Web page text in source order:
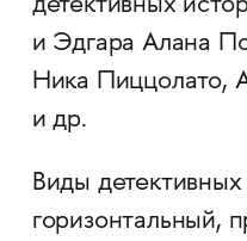
детективных
и Эдгара Алана
Ника Пиццолато,
и др.
Виды
горизонтальный,